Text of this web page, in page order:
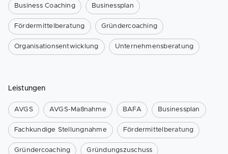
Business Coaching Businessplan
Fördermittelberatung Gründercoaching
Organisationsentwicklung Unternehmensberatung
Leistungen
AVGS AVGS-Maßnahme BAFA Businessplan
Fachkundige Stellungnahme Fördermittelberatung
Gründercoaching Gründungszuschuss